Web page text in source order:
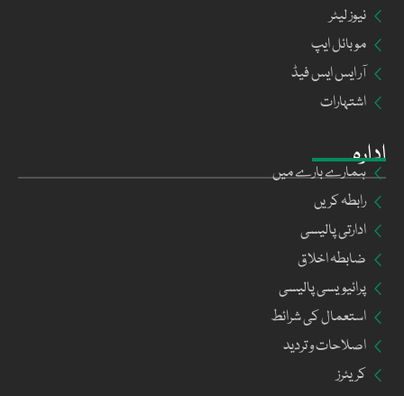
ادارہ
ہمارے بارے میں
رابطہ کریں
ادارتی پالیسی
ضابطہ اخلاق
پرائیویسی پالیسی
استعمال کی شرائط
اصلاحات و تردید
کریئرز
نیوز لیٹر
موبائل ایپ
آر ایس ایس فیڈ
اشتہارات